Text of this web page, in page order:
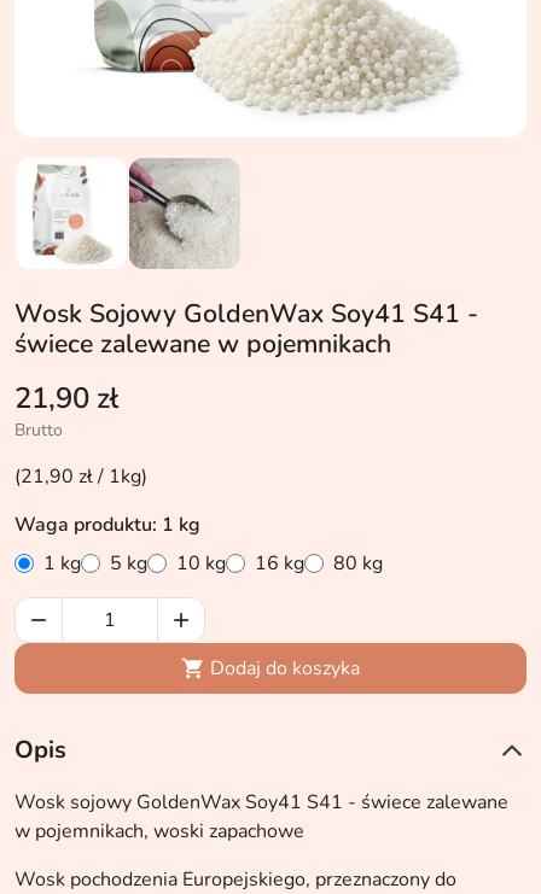
Wosk Sojowy GoldenWax Soy41 S41 -
świece zalewane w pojemnikach
21,90 zł
Brutto
(21,90 zł / 1kg)
Waga produktu: 1 kg
1 kg
5 kg 10 kg 16 kg 80 kg


 Dodaj do koszyka
Opis
Wosk sojowy GoldenWax Soy41 S41 - świece zalewane
w pojemnikach, woski zapachowe
Wosk pochodzenia Europejskiego, przeznaczony do